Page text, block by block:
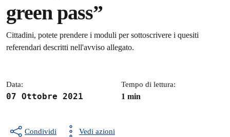
green pass”
Dettagli della notizia
Cittadini, potete prendere i moduli per sottoscrivere i quesiti
referendari descritti nell'avviso allegato.
Data:
07 Ottobre 2021
Tempo di lettura:
1 min
Condividi Vedi azioni